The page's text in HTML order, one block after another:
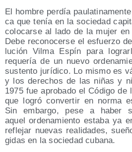
El hom­bre per­día
ca que tenía en la socie­dad
colo­car­se al lado de la mujer en
Debe reco­no­cer­se el esfuer­zo
lu­ción Vil­ma Espín para
reque­ría de un nue­vo
sus­ten­to jurí­di­co. Lo mis­mo es
y los dere­chos de las niñas y
1975 fue apro­ba­do el Códi­go
que logró con­ver­tir en nor­ma
Sin embar­go, pese a haber
aquel orde­na­mien­to esta­ba ya
refle­jar nue­vas reali­da­des,
gi­das en la socie­dad cubana.